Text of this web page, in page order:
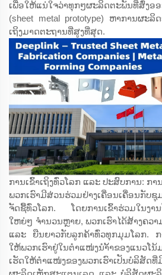
ເພື່ອໃຫ້ແນ່ໃຈວ່າທຸກໆຜະລິດຕະພັນທີ່ສົ່ງອ
(sheet metal prototype) ຫາການຜະລິ
ເຖິງມາດຕະຖານທີ່ສູງທີ່ສຸດ.
ການເຂົ້າເຖິງທົ່ວໂລກ ແລະ ປະສົບການ: ກ
ພວກເຮົາມີສ່ວນຮ່ວມຢ່າງເຄື່ອນເຄື່ອນກັບ
ຈັດຊື້ທົ່ວໂລກ. ໂດຍການເຂົ້າຮ່ວມໃນງາ
ໃຫຍ່ໆ ຈຳນວນຫຼາຍ, ພວກເຮົາໄດ້ສ້າງຄວ
ແລະ ຍືນຍາວກັບລູກຄ້າທົ່ວທຸກມຸມໂລກ. ກ
ໃຫ້ພວກເຮົາຢູ່ໃນຕຳແໜ່ງນຳ້້າຂອງແນວ
ເຮັດໃຫ້ຕຳແໜ່ງຂອງພວກເຮົາເປັນບໍລິສັດທີ່